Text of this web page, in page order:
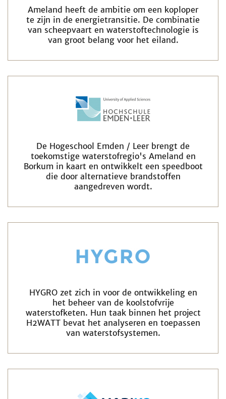
Ameland heeft de ambitie om een koploper
te zijn in de energietransitie. De combinatie
van scheepvaart en waterstoftechnologie is
van groot belang voor het eiland.
De Hogeschool Emden / Leer brengt de
toekomstige waterstofregio's Ameland en
Borkum in kaart en ontwikkelt een speedboot
die door alternatieve brandstoffen
aangedreven wordt.
HYGRO zet zich in voor de ontwikkeling en
het beheer van de koolstofvrije
waterstofketen. Hun taak binnen het project
H2WATT bevat het analyseren en toepassen
van waterstofsystemen.